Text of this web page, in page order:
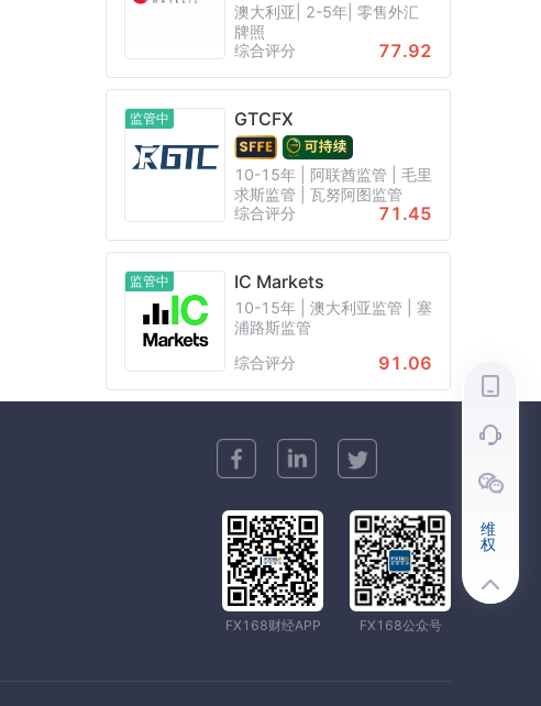
澳大利亚| 2-5年| 零售外汇
牌照
综合评分
77.92
监管中 GTCFX
10-15年 | 阿联酋监管 | 毛里
求斯监管 | 瓦努阿图监管
综合评分
71.45
监管中 IC Markets
10-15年 | 澳大利亚监管 | 塞
浦路斯监管
综合评分
91.06
FX168财经APP FX168公众号
维
权